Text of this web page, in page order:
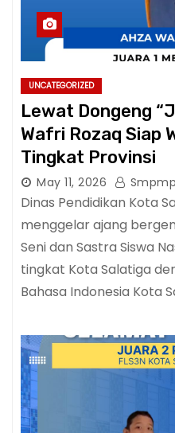
UNCATEGORIZED
Lewat Dongeng
Wafri Rozaq Siap
Tingkat Provinsi
May 11, 2026
Dinas Pendidikan Kota
menggelar ajang
Seni dan Sastra Siswa
tingkat Kota Salatiga
Bahasa Indonesia Kota